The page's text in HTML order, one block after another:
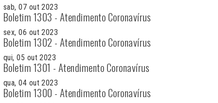
sab, 07 out 2023
Boletim 1303 - Atendimento Coronavírus
sex, 06 out 2023
Boletim 1302 - Atendimento Coronavírus
qui, 05 out 2023
Boletim 1301 - Atendimento Coronavírus
qua, 04 out 2023
Boletim 1300 - Atendimento Coronavírus